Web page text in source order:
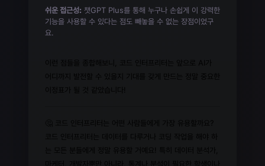
쉬운 접근성: 챗GPT Plus를 통해 누구나 손쉽게 이 강력한
기능을 사용할 수 있다는 점도 빼놓을 수 없는 장점이었구
요.
이런 점들을 종합해보니, 코드 인터프리터는 앞으로 AI가
어디까지 발전할 수 있을지 기대를 갖게 만드는 정말 중요한
이정표가 될 것 같았습니다!
🤔 코드 인터프리터는 어떤 사람들에게 가장 유용할까요?
코드 인터프리터는 데이터를 다루거나 코딩 작업을 해야 하
는 모든 분들에게 정말 유용할 거예요! 특히 데이터 분석가,
마케터, 개발자뿐만 아니라, 통계나 분석이 필요한 학생이나